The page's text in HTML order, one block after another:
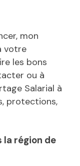
mon
votre
les bons
ou à
Salarial à
protections,
la région de